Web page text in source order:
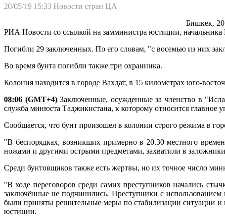
20/05/19 15:33 Новости стран ЦА
Бишкек,
РИА Новости со ссылкой на замминистра юстиции,
Погибли 29 заключенных. По его словам, "с восемью из них
Во время бунта погибли также три охранника.
Колония находится в городе Вахдат, в 15 километрах юго-
08:06 (GMT+4)Заключенные, осужденные за членство в
служба минюста Таджикистана, к которому относится
Сообщается, что бунт произошел в колонии строго режима в
"В беспорядках, возникших примерно в 20.30 местного
ножами и другими острыми предметами, захватили в
Среди бунтовщиков также есть жертвы, но их точное число
"В ходе переговоров среди самих преступников начались
заключённые не подчинились. Преступники с
были приняты решительные меры по стабилизации ситуации и
юстиции.